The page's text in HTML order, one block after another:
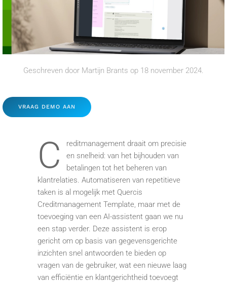
Geschreven door Martijn Brants op 18 november 2024.
VRAAG DEMO AAN
C
reditmanagement draait om precisie
en snelheid: van het bijhouden van
betalingen tot het beheren van
klantrelaties. Automatiseren van repetitieve
taken is al mogelijk met Quercis
Creditmanagement Template, maar met de
toevoeging van een AI-assistent gaan we nu
een stap verder. Deze assistent is erop
gericht om op basis van gegevensgerichte
inzichten snel antwoorden te bieden op
vragen van de gebruiker, wat een nieuwe laag
van efficiëntie en klantgerichtheid toevoegt